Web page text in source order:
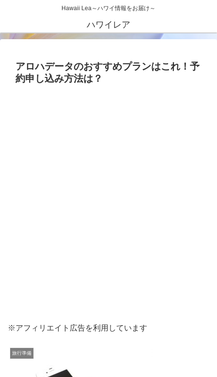
Hawaii Lea～ハワイ情報をお届け～
ハワイレア
アロハデータのおすすめプランはこれ！予
約申し込み方法は？
※アフィリエイト広告を利用しています
旅行準備